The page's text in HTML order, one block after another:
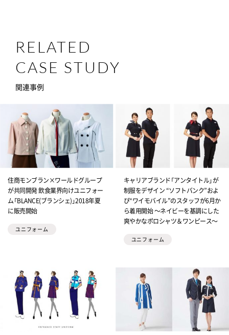
RELATED
CASE STUDY
関連事例
住商モンブラン×ワールドグループ
が共同開発 飲食業界向けユニフォー
ム「BLANCE(ブランシェ)」2018年夏
に販売開始
ユニフォーム
キャリアブランド「アンタイトル」が
制服をデザイン “ソフトバンク”およ
び“ワイモバイル”のスタッフが6月か
ら着用開始 ～ネイビーを基調にした
爽やかなポロシャツ＆ワンピース～
ユニフォーム